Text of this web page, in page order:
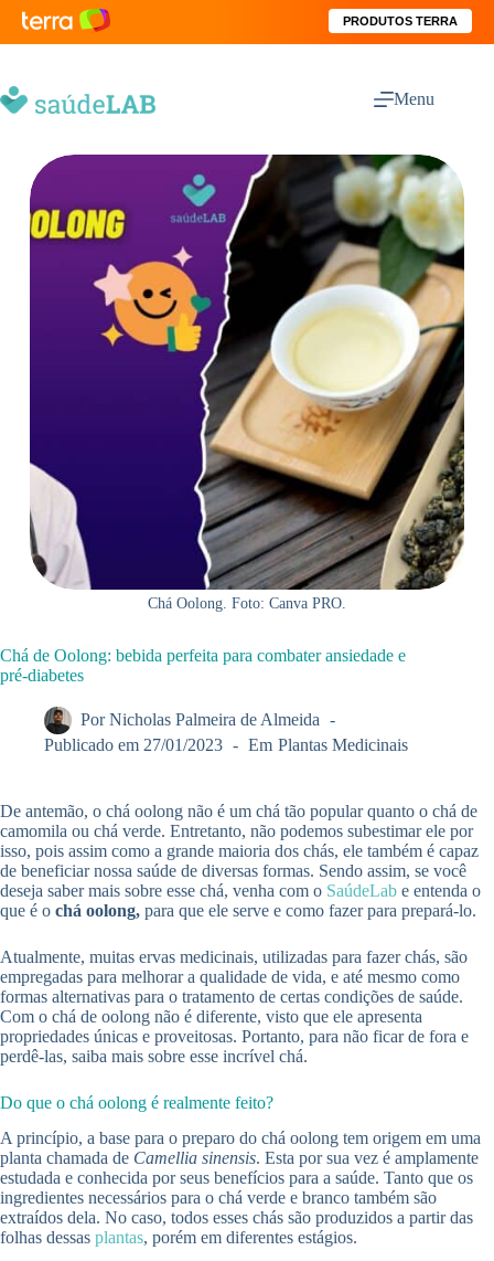
PRODUTOS TERRA
Menu
Chá Oolong. Foto: Canva PRO.
Chá de Oolong: bebida perfeita para combater ansiedade e
pré-diabetes
Por Nicholas Palmeira de Almeida
Publicado em 27/01/2023 Em Plantas Medicinais
De antemão, o chá oolong não é um chá tão popular quanto o chá de
camomila ou chá verde. Entretanto, não podemos subestimar ele por
isso, pois assim como a grande maioria dos chás, ele também é capaz
de beneficiar nossa saúde de diversas formas. Sendo assim, se você
deseja saber mais sobre esse chá, venha com o SaúdeLab e entenda o
que é o chá oolong, para que ele serve e como fazer para prepará-lo.
Atualmente, muitas ervas medicinais, utilizadas para fazer chás, são
empregadas para melhorar a qualidade de vida, e até mesmo como
formas alternativas para o tratamento de certas condições de saúde.
Com o chá de oolong não é diferente, visto que ele apresenta
propriedades únicas e proveitosas. Portanto, para não ficar de fora e
perdê-las, saiba mais sobre esse incrível chá.
Do que o chá oolong é realmente feito?
A princípio, a base para o preparo do chá oolong tem origem em uma
planta chamada de Camellia sinensis. Esta por sua vez é amplamente
estudada e conhecida por seus benefícios para a saúde. Tanto que os
ingredientes necessários para o chá verde e branco também são
extraídos dela. No caso, todos esses chás são produzidos a partir das
folhas dessas plantas, porém em diferentes estágios.